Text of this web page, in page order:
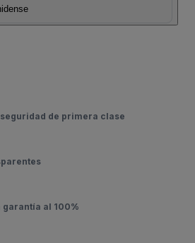
de primera clase
garantía al 100%